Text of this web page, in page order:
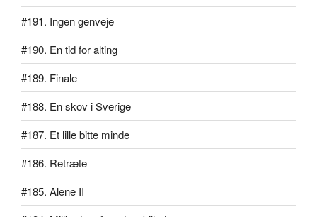
#191. Ingen genveje
#190. En tid for alting
#189. Finale
#188. En skov i Sverige
#187. Et lille bitte minde
#186. Retræte
#185. Alene II